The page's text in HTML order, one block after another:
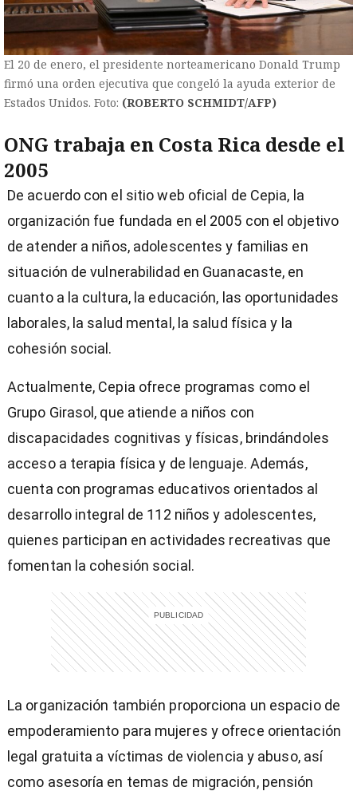
El 20 de enero, el presidente norteamericano Donald Trump
firmó una orden ejecutiva que congeló la ayuda exterior de
Estados Unidos. Foto: (ROBERTO SCHMIDT/AFP)
ONG trabaja en Costa Rica desde el
2005
De acuerdo con el sitio web oficial de Cepia, la
organización fue fundada en el 2005 con el objetivo
de atender a niños, adolescentes y familias en
situación de vulnerabilidad en Guanacaste, en
cuanto a la cultura, la educación, las oportunidades
laborales, la salud mental, la salud física y la
cohesión social.
Actualmente, Cepia ofrece programas como el
Grupo Girasol, que atiende a niños con
discapacidades cognitivas y físicas, brindándoles
acceso a terapia física y de lenguaje. Además,
cuenta con programas educativos orientados al
desarrollo integral de 112 niños y adolescentes,
quienes participan en actividades recreativas que
fomentan la cohesión social.
La organización también proporciona un espacio de
empoderamiento para mujeres y ofrece orientación
legal gratuita a víctimas de violencia y abuso, así
como asesoría en temas de migración, pensión